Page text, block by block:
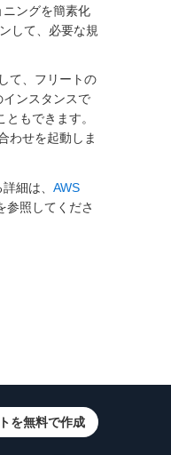
ングを簡素化
して、必要な規
て、フリートの
ンスタンスで
もできます。
わせを起動しま
細は、 AWS
参照してくださ
を無料で作成